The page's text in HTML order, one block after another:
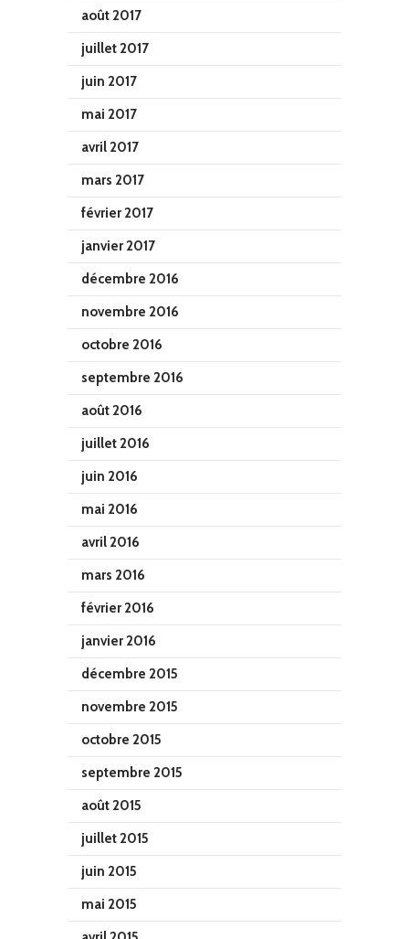
août 2017
juillet 2017
juin 2017
mai 2017
avril 2017
mars 2017
février 2017
janvier 2017
décembre 2016
novembre 2016
octobre 2016
septembre 2016
août 2016
juillet 2016
juin 2016
mai 2016
avril 2016
mars 2016
février 2016
janvier 2016
décembre 2015
novembre 2015
octobre 2015
septembre 2015
août 2015
juillet 2015
juin 2015
mai 2015